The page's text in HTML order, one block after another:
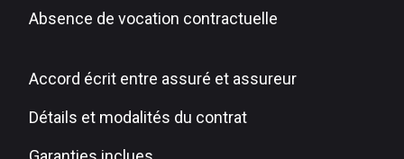
Absence de vocation contractuelle
Accord écrit entre assuré et assureur
Détails et modalités du contrat